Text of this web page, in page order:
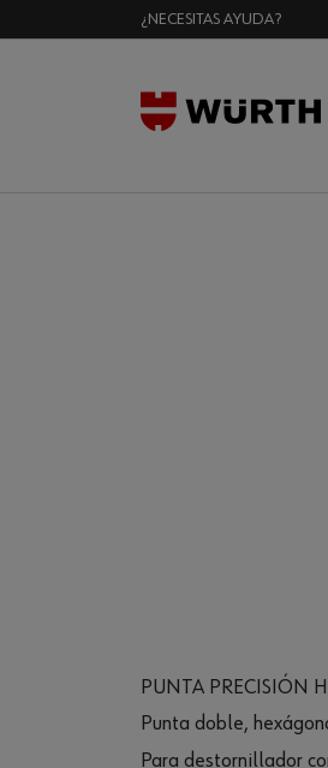
¿NECESITAS AYUDA?
PUNTA PRECISIÓN
Punta doble,
Para destornillador